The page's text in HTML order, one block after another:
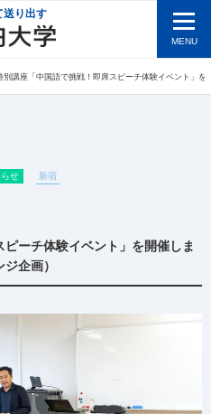
送り出す
MENU
講座「中国語で挑戦！即席スピーチ体験イベント」を開催しました（特定学修支援団体
せ 新宿
ーチ体験イベント」を開催しま
企画）